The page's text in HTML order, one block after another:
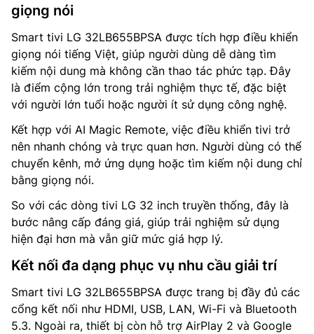
giọng nói
Smart tivi LG 32LB655BPSA được tích hợp điều khiển
giọng nói tiếng Việt, giúp người dùng dễ dàng tìm
kiếm nội dung mà không cần thao tác phức tạp. Đây
là điểm cộng lớn trong trải nghiệm thực tế, đặc biệt
với người lớn tuổi hoặc người ít sử dụng công nghệ.
Kết hợp với AI Magic Remote, việc điều khiển tivi trở
nên nhanh chóng và trực quan hơn. Người dùng có thể
chuyển kênh, mở ứng dụng hoặc tìm kiếm nội dung chỉ
bằng giọng nói.
So với các dòng tivi LG 32 inch truyền thống, đây là
bước nâng cấp đáng giá, giúp trải nghiệm sử dụng
hiện đại hơn mà vẫn giữ mức giá hợp lý.
Kết nối đa dạng phục vụ nhu cầu giải trí
Smart tivi LG 32LB655BPSA được trang bị đầy đủ các
cổng kết nối như HDMI, USB, LAN, Wi-Fi và Bluetooth
5.3. Ngoài ra, thiết bị còn hỗ trợ AirPlay 2 và Google